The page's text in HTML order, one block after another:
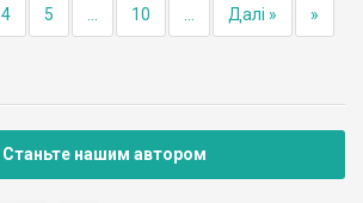
4 5 10 Далі » »
Станьте нашим автором